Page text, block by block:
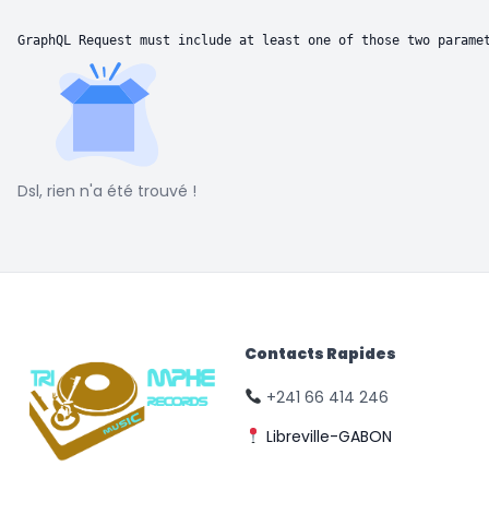
GraphQL Request must include at least one of those two
Dsl, rien n'a été trouvé !
Contacts Rapides
+241 66 414 246
Libreville-GABON